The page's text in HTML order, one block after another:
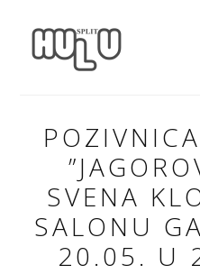
SVENA
SALONU
20.05. U